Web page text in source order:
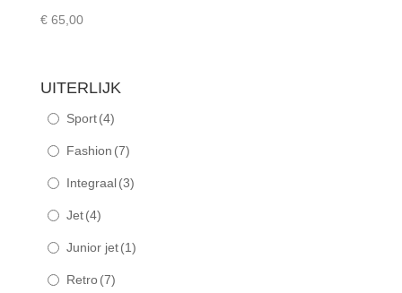
€65,00
UITERLIJK
Sport (4)
Fashion (7)
Integraal (3)
Jet (4)
Junior jet (1)
Retro (7)